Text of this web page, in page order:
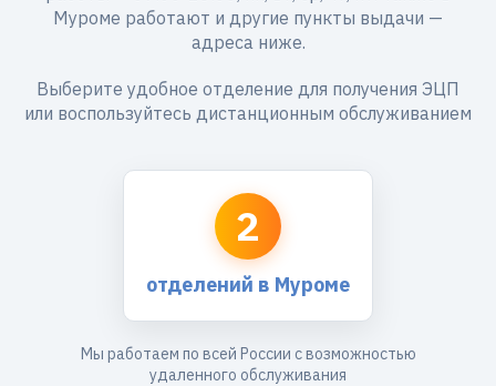
Муроме работают и другие пункты выдачи —
адреса ниже.
Выберите удобное отделение для получения ЭЦП
или воспользуйтесь дистанционным обслуживанием
2
отделений в Муроме
Мы работаем по всей России с возможностью
удаленного обслуживания